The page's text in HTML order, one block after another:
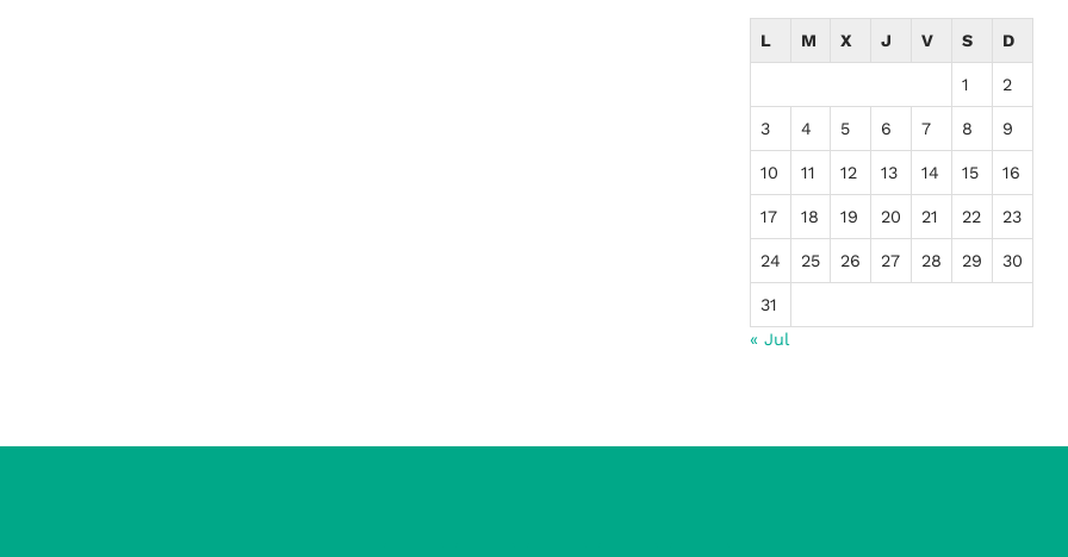
L M X J V S D
1 2
3 4 5 6 7 8 9
10 11 12 13 14 15 16
17 18 19 20 21 22 23
24 25 26 27 28 29 30
31
« Jul